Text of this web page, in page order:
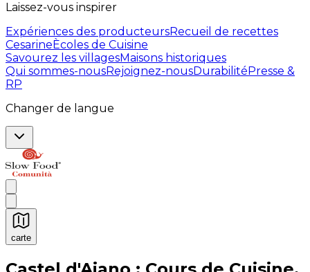
Laissez-vous inspirer
Expériences des producteursRecueil de recettes
CesarineÈcoles de Cuisine
Savourez les villagesMaisons historiques
Qui sommes-nousRejoignez-nousDurabilitéPresse &
RP
Changer de langue
carte
Expériences culinaires inoubliables : Expériences